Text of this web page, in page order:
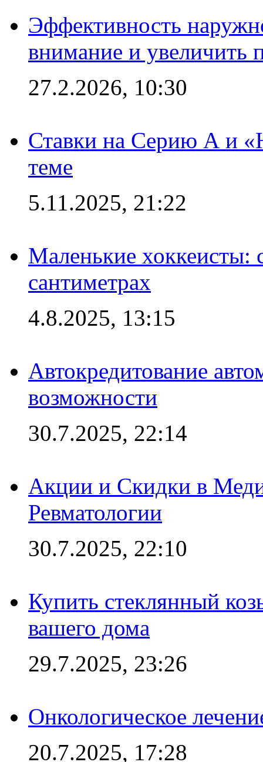
Эффективность
внимание и увеличить
27.2.2026, 10:30
Ставки на Серию А и
теме
5.11.2025, 21:22
Маленькие хоккеисты:
сантиметрах
4.8.2025, 13:15
Автокредитование
возможности
30.7.2025, 22:14
Акции и Скидки в
Ревматологии
30.7.2025, 22:10
Купить стеклянный
вашего дома
29.7.2025, 23:26
Онкологическое
20.7.2025, 17:28